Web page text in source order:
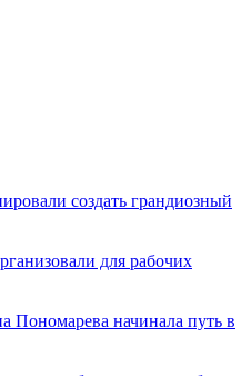
создать грандиозный
для рабочих
Пономарева начинала путь в